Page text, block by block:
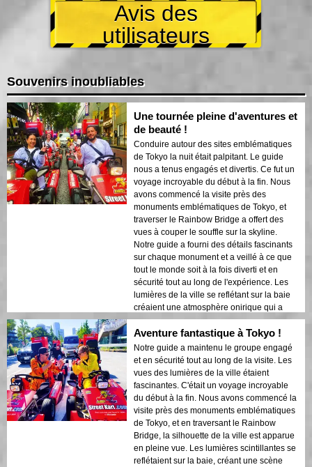
Avis des
utilisateurs
Souvenirs inoubliables
Une tournée pleine d'aventures et
de beauté !
Conduire autour des sites emblématiques
de Tokyo la nuit était palpitant. Le guide
nous a tenus engagés et divertis. Ce fut un
voyage incroyable du début à la fin. Nous
avons commencé la visite près des
monuments emblématiques de Tokyo, et
traverser le Rainbow Bridge a offert des
vues à couper le souffle sur la skyline.
Notre guide a fourni des détails fascinants
sur chaque monument et a veillé à ce que
tout le monde soit à la fois diverti et en
sécurité tout au long de l'expérience. Les
lumières de la ville se reflétant sur la baie
créaient une atmosphère onirique qui a
laissé une impression durable. Cette visite
est idéale pour les visiteurs de première
fois qui souhaitent un mélange d'aventure
et de tourisme. Le contraste entre les
structures modernes de Tokyo et les zones
historiques était magnifiquement mis en
valeur par les lumières nocturnes. Je
recommanderais vivement cette visite à
quiconque !
Aventure fantastique à Tokyo !
Notre guide a maintenu le groupe engagé
et en sécurité tout au long de la visite. Les
vues des lumières de la ville étaient
fascinantes. C'était un voyage incroyable
du début à la fin. Nous avons commencé la
visite près des monuments emblématiques
de Tokyo, et en traversant le Rainbow
Bridge, la silhouette de la ville est apparue
en pleine vue. Les lumières scintillantes se
reflétaient sur la baie, créant une scène